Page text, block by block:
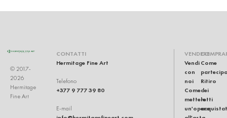
© 2017-
2026
Hermitage
Fine Art
CONTATTI
Hermitage Fine Art
Telefono
+377 9 777 39 80
E-mail
VENDERE
Vendi
con
noi
Come
mettere
un'opera
Come
Ritiro
dei
lotti